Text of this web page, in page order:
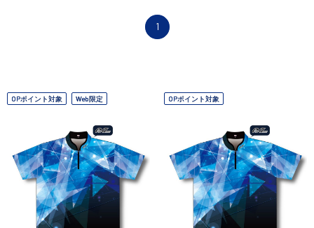
1
OPポイント対象 Web限定 OPポイント対象